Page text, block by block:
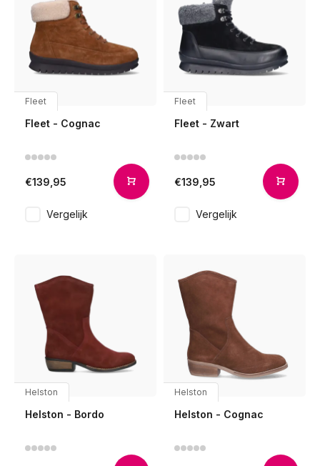
Fleet
Fleet - Cognac
€139,95
Vergelijk
Fleet
Fleet - Zwart
€139,95
Vergelijk
Helston
Helston - Bordo
Helston
Helston - Cognac